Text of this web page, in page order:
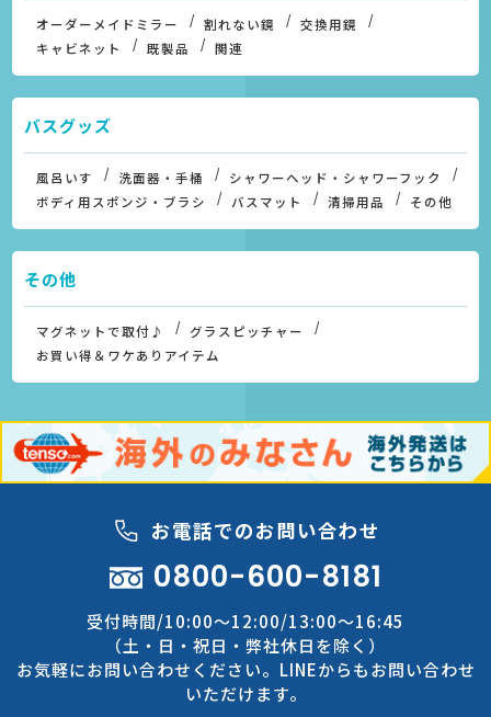
オーダーメイドミラー 割れない鏡
交換用鏡
キャビネット
既製品 関連
バスグッズ
風呂いす 洗面器・手桶
シャワーヘッド・シャワーフック
ボディ用スポンジ・ブラシ
バスマット 清掃用品 その他
その他
マグネットで取付♪
グラスピッチャー
お買い得＆ワケありアイテム
お電話でのお問い合わせ
0800-600-8181
受付時間/10:00～12:00/13:00～16:45
（土・日・祝日・弊社休日を除く）
お気軽にお問い合わせください。LINEからもお問い合わせ
いただけます。